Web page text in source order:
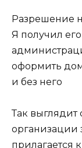
Разрешение
Я получил
оформить
и без него
Так выглядит
организации
прилагается